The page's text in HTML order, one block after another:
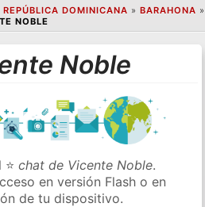
REPÚBLICA DOMINICANA » BARAHONA »
NOBLE
Noble
⭐chat de Vicente Noble.
en versión Flash o en
de tu dispositivo.